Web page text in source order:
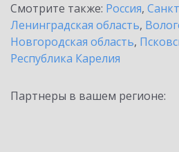
Смотрите также: Россия,
Ленинградская область,
Новгородская область,
Республика Карелия
Партнеры в вашем регионе: